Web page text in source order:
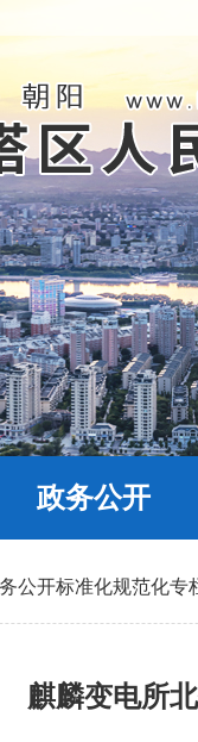
政务公开
公开标准化规范化专
麒麟变电所